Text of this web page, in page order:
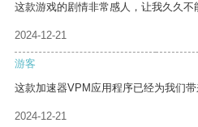
这款游戏的剧情非常感人，让我久久不
2024-12-21
游客
这款加速器VPM应用程序已经为我们带
2024-12-21